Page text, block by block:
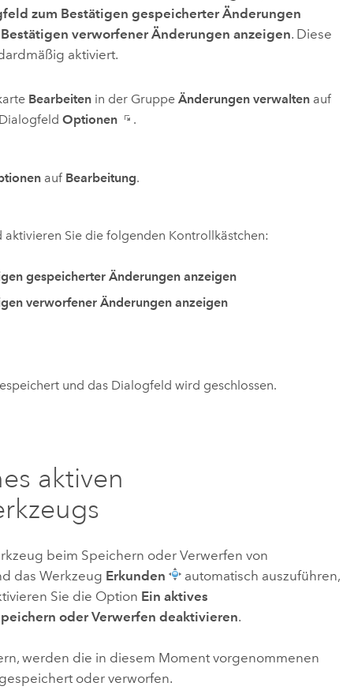
zum Bestätigen gespeicherter Änderungen
verworfener Änderungen anzeigen. Diese
aktiviert.
Bearbeiten in der GruppeÄnderungen verwalten auf
Optionen .
auf Bearbeitung.
aktivieren Sie die folgenden Kontrollkästchen:
gespeicherter Änderungen anzeigen
verworfener Änderungen anzeigen
und das Dialogfeld wird geschlossen.
aktiven
beim Speichern oder Verwerfen von
das Werkzeug Erkunden
automatisch auszuführen,
Sie die Option Ein aktives
oder Verwerfen deaktivieren.
werden die in diesem Moment vorgenommenen
oder verworfen.